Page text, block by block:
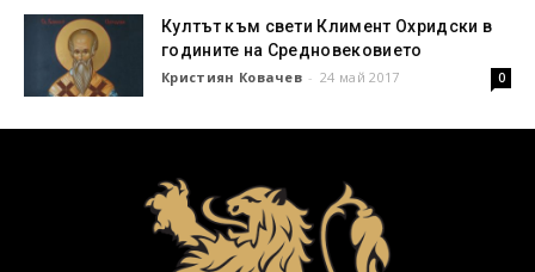
Култът към свети Климент Охридски в
годините на Средновековието
Кристиян Ковачев - 24 май 2017 0